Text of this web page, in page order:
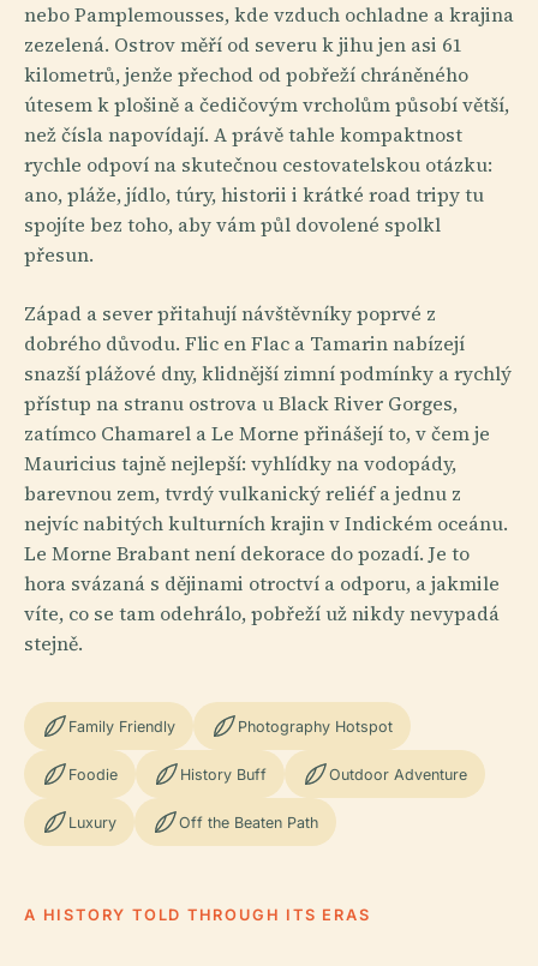
nebo Pamplemousses, kde vzduch ochladne a krajina
zezelená. Ostrov měří od severu k jihu jen asi 61
kilometrů, jenže přechod od pobřeží chráněného
útesem k plošině a čedičovým vrcholům působí větší,
než čísla napovídají. A právě tahle kompaktnost
rychle odpoví na skutečnou cestovatelskou otázku:
ano, pláže, jídlo, túry, historii i krátké road tripy tu
spojíte bez toho, aby vám půl dovolené spolkl
přesun.
Západ a sever přitahují návštěvníky poprvé z
dobrého důvodu. Flic en Flac a Tamarin nabízejí
snazší plážové dny, klidnější zimní podmínky a rychlý
přístup na stranu ostrova u Black River Gorges,
zatímco Chamarel a Le Morne přinášejí to, v čem je
Mauricius tajně nejlepší: vyhlídky na vodopády,
barevnou zem, tvrdý vulkanický reliéf a jednu z
nejvíc nabitých kulturních krajin v Indickém oceánu.
Le Morne Brabant není dekorace do pozadí. Je to
hora svázaná s dějinami otroctví a odporu, a jakmile
víte, co se tam odehrálo, pobřeží už nikdy nevypadá
stejně.
Family Friendly Photography Hotspot
Foodie History Buff Outdoor Adventure
Luxury Off the Beaten Path
A HISTORY TOLD THROUGH ITS ERAS